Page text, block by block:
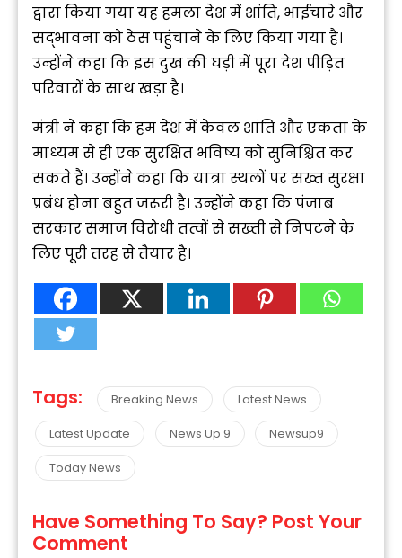
द्वारा किया गया यह हमला देश में शांति, भाईचारे और
सद्भावना को ठेस पहुंचाने के लिए किया गया है।
उन्होंने कहा कि इस दुख की घड़ी में पूरा देश पीड़ित
परिवारों के साथ खड़ा है।
मंत्री ने कहा कि हम देश में केवल शांति और एकता के
माध्यम से ही एक सुरक्षित भविष्य को सुनिश्चित कर
सकते हैं। उन्होंने कहा कि यात्रा स्थलों पर सख्त सुरक्षा
प्रबंध होना बहुत जरूरी है। उन्होंने कहा कि पंजाब
सरकार समाज विरोधी तत्वों से सख्ती से निपटने के
लिए पूरी तरह से तैयार है।
Tags: Breaking News
Latest News
Latest Update
News Up 9
Newsup9
Today News
Have Something To Say? Post Your
Comment